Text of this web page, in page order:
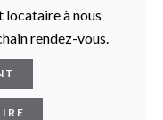
locataire à nous
rendez-vous.